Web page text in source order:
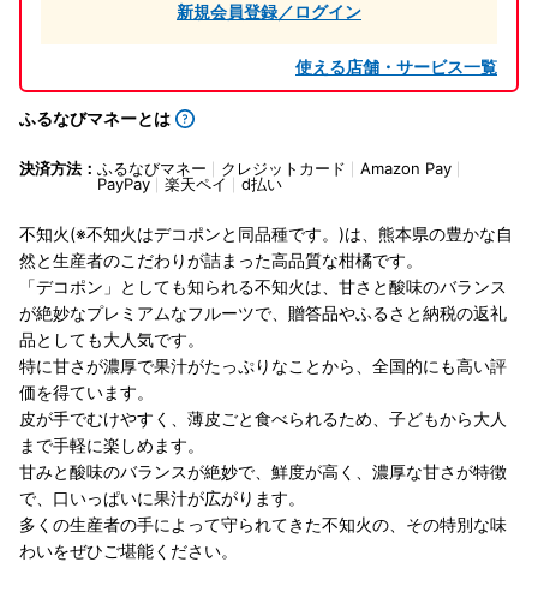
新規会員登録／ログイン
使える店舗・サービス一覧
ふるなびマネーとは
決済方法： ふるなびマネー クレジットカード
Amazon Pay
PayPay
楽天ペイ d払い
不知火(※不知火はデコポンと同品種です。)は、熊本県の豊かな自
然と生産者のこだわりが詰まった高品質な柑橘です。
「デコポン」としても知られる不知火は、甘さと酸味のバランス
が絶妙なプレミアムなフルーツで、贈答品やふるさと納税の返礼
品としても大人気です。
特に甘さが濃厚で果汁がたっぷりなことから、全国的にも高い評
価を得ています。
皮が手でむけやすく、薄皮ごと食べられるため、子どもから大人
まで手軽に楽しめます。
甘みと酸味のバランスが絶妙で、鮮度が高く、濃厚な甘さが特徴
で、口いっぱいに果汁が広がります。
多くの生産者の手によって守られてきた不知火の、その特別な味
わいをぜひご堪能ください。